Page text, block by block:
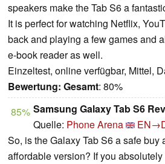
speakers make the Tab S6 a
It is perfect for watching Netflix,
back and playing a few games and
e-book reader as well.
Einzeltest, online verfügbar, Mittel,
Bewertung: Gesamt: 80%
85% Samsung Galaxy Tab S6
Quelle: Phone Arena
So, is the Galaxy Tab S6 a safe buy
affordable version? If you